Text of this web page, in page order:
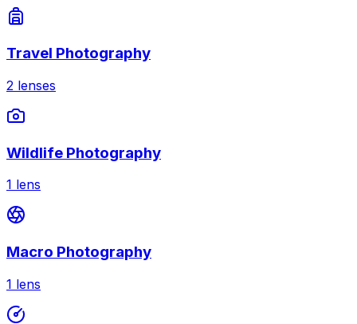
Travel Photography
2 lenses
Wildlife Photography
1 lens
Macro Photography
1 lens